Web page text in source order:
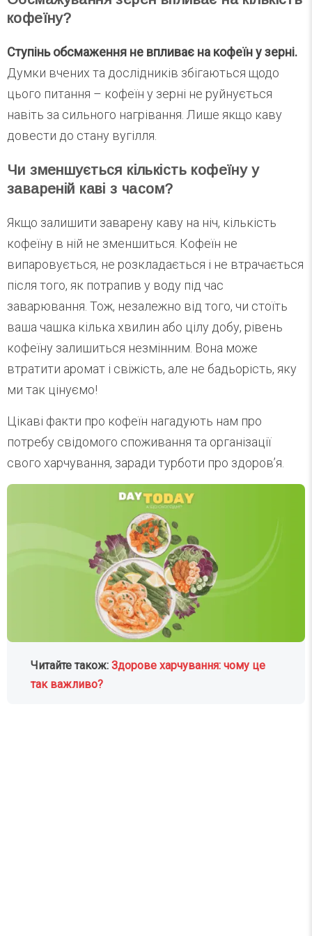
кофеїну?
Ступінь обсмаження не впливає на кофеїн у зерні.
Думки вчених та дослідників збігаються щодо
цього питання – кофеїн у зерні не руйнується
навіть за сильного нагрівання. Лише якщо каву
довести до стану вугілля.
Чи зменшується кількість кофеїну у
завареній каві з часом?
Якщо залишити заварену каву на ніч, кількість
кофеїну в ній не зменшиться. Кофеїн не
випаровується, не розкладається і не втрачається
після того, як потрапив у воду під час
заварювання. Тож, незалежно від того, чи стоїть
ваша чашка кілька хвилин або цілу добу, рівень
кофеїну залишиться незмінним. Вона може
втратити аромат і свіжість, але не бадьорість, яку
ми так цінуємо!
Цікаві факти про кофеїн нагадують нам про
потребу свідомого споживання та організації
свого харчування, заради турботи про здоровʼя.
Читайте також:Здорове харчування: чому це
так важливо?